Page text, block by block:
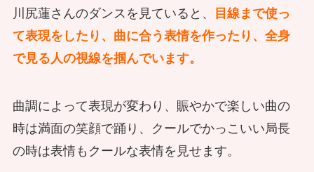
川尻蓮さんのダンスを見ていると、
目線まで使っ
て表現をしたり、曲に合う表情を作ったり、全身
で見る人の視線を掴んでいます。
曲調によって表現が変わり、賑やかで楽しい曲の
時は満面の笑顔で踊り、クールでかっこいい局長
の時は表情もクールな表情を見せます。